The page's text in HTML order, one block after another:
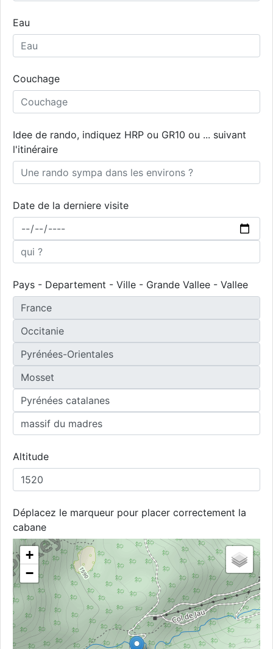
Eau
Couchage
Idee de rando, indiquez HRP ou GR10 ou ... suivant
l'itinéraire
Date de la derniere visite
Pays - Departement - Ville - Grande Vallee - Vallee
Altitude
Déplacez le marqueur pour placer correctement la
cabane
+
−